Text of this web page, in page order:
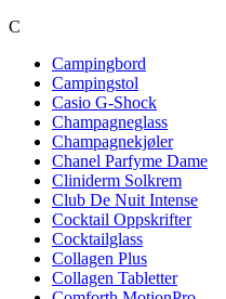
C
Campingbord
Campingstol
Casio G-Shock
Champagneglass
Champagnekjøler
Chanel Parfyme Dame
Cliniderm Solkrem
Club De Nuit Intense
Cocktail Oppskrifter
Cocktailglass
Collagen Plus
Collagen Tabletter